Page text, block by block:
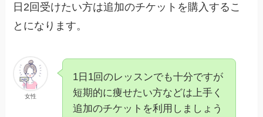
日2回受けたい方は追加のチケットを購入するこ
とになります。
女性
1日1回のレッスンでも十分ですが
短期的に痩せたい方などは上手く
追加のチケットを利用しましょう